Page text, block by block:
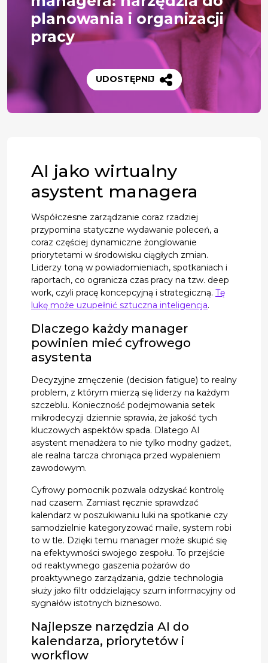
planowania i organizacji
pracy
UDOSTĘPNIJ
AI jako wirtualny
asystent managera
Współczesne zarządzanie coraz rzadziej
przypomina statyczne wydawanie poleceń, a
coraz częściej dynamiczne żonglowanie
priorytetami w środowisku ciągłych zmian.
Liderzy toną w powiadomieniach, spotkaniach i
raportach, co ogranicza czas pracy na tzw. deep
work, czyli pracę koncepcyjną i strategiczną. Tę
lukę może uzupełnić sztuczna inteligencja.
Dlaczego każdy manager
powinien mieć cyfrowego
asystenta
Decyzyjne zmęczenie (decision fatigue) to realny
problem, z którym mierzą się liderzy na każdym
szczeblu. Konieczność podejmowania setek
mikrodecyzji dziennie sprawia, że jakość tych
kluczowych aspektów spada. Dlatego AI
asystent menadżera to nie tylko modny gadżet,
ale realna tarcza chroniąca przed wypaleniem
zawodowym.
Cyfrowy pomocnik pozwala odzyskać kontrolę
nad czasem. Zamiast ręcznie sprawdzać
kalendarz w poszukiwaniu luki na spotkanie czy
samodzielnie kategoryzować maile, system robi
to w tle. Dzięki temu manager może skupić się
na efektywności swojego zespołu. To przejście
od reaktywnego gaszenia pożarów do
proaktywnego zarządzania, gdzie technologia
służy jako filtr oddzielający szum informacyjny od
sygnałów istotnych biznesowo.
Najlepsze narzędzia AI do
kalendarza, priorytetów i
workflow